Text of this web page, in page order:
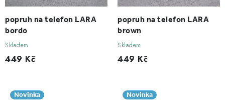
popruh na telefon LARA
bordo
Skladem
449 Kč
popruh na telefon LARA
brown
Skladem
449 Kč
Novinka Novinka